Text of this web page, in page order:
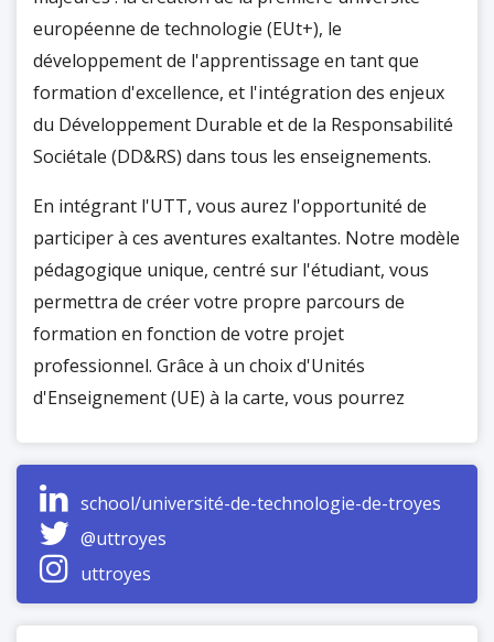
européenne de technologie (EUt+), le
développement de l'apprentissage en tant que
formation d'excellence, et l'intégration des enjeux
du Développement Durable et de la Responsabilité
Sociétale (DD&RS) dans tous les enseignements.
En intégrant l'UTT, vous aurez l'opportunité de
participer à ces aventures exaltantes. Notre modèle
pédagogique unique, centré sur l'étudiant, vous
permettra de créer votre propre parcours de
formation en fonction de votre projet
professionnel. Grâce à un choix d'Unités
d'Enseignement (UE) à la carte, vous pourrez
tout en développant des compétences variées :
internationalisation, prise en compte des enjeux
sociétaux et environnementaux, gestion de projets,
travail d'équipe, et bien plus encore.
school/université-de-technologie-de-troyes
@uttroyes
uttroyes